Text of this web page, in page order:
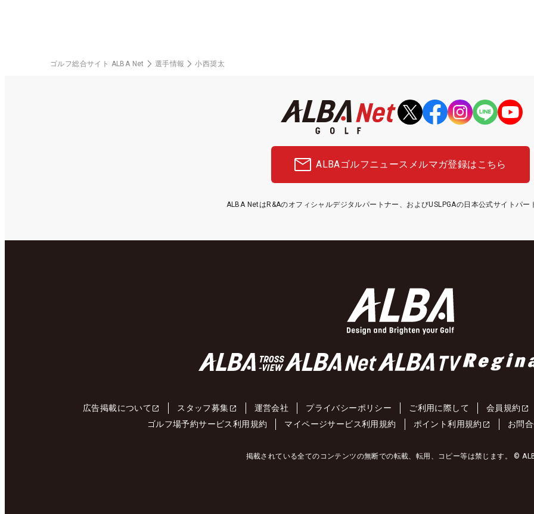
ゴルフ総合サイト ALBA Net 選手情報 小西奨太
ALBAゴルフニュース メルマガ登録はこちら
ALBA NetはR&Aのオフィシャルデジタルパートナー、およびUSLPGAの日本公式サイトパー
広告掲載について スタッフ募集 運営会社 プライバシーポリシー ご利用に際して 会員規約
ゴルフ場予約サービス利用規約
マイページサービス利用規約 ポイント利用規約 お問
掲載されている全てのコンテンツの無断での転載、転用、コピー等は禁じます。 ©